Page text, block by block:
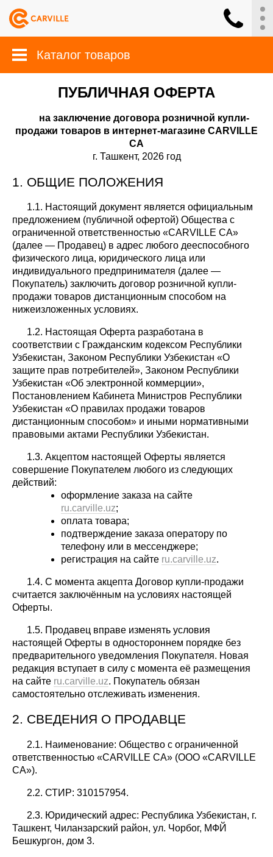
Каталог товаров
ПУБЛИЧНАЯ ОФЕРТА
на заключение договора розничной купли-
продажи товаров в интернет-магазине CARVILLE
CA
г. Ташкент, 2026 год
1. ОБЩИЕ ПОЛОЖЕНИЯ
1.1. Настоящий документ является официальным
предложением (публичной офертой) Общества с
ограниченной ответственностью «CARVILLE CA»
(далее — Продавец) в адрес любого дееспособного
физического лица, юридического лица или
индивидуального предпринимателя (далее —
Покупатель) заключить договор розничной купли-
продажи товаров дистанционным способом на
нижеизложенных условиях.
1.2. Настоящая Оферта разработана в
соответствии с Гражданским кодексом Республики
Узбекистан, Законом Республики Узбекистан «О
защите прав потребителей», Законом Республики
Узбекистан «Об электронной коммерции»,
Постановлением Кабинета Министров Республики
Узбекистан «О правилах продажи товаров
дистанционным способом» и иными нормативными
правовыми актами Республики Узбекистан.
1.3. Акцептом настоящей Оферты является
совершение Покупателем любого из следующих
действий:
оформление заказа на сайте
ru.carville.uz;
оплата товара;
подтверждение заказа оператору по
телефону или в мессенджере;
регистрация на сайте ru.carville.uz.
1.4. С момента акцепта Договор купли-продажи
считается заключённым на условиях настоящей
Оферты.
1.5. Продавец вправе изменять условия
настоящей Оферты в одностороннем порядке без
предварительного уведомления Покупателя. Новая
редакция вступает в силу с момента её размещения
на сайте ru.carville.uz. Покупатель обязан
самостоятельно отслеживать изменения.
2. СВЕДЕНИЯ О ПРОДАВЦЕ
2.1. Наименование: Общество с ограниченной
ответственностью «CARVILLE CA» (ООО «CARVILLE
CA»).
2.2. СТИР: 310157954.
2.3. Юридический адрес: Республика Узбекистан, г.
Ташкент, Чиланзарский район, ул. Чорбог, МФЙ
Бешкургон, дом 3.